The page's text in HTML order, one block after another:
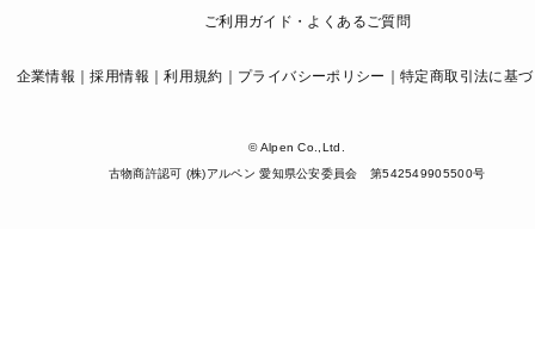
ご利用ガイド・よくあるご質問
企業情報 採用情報 利用規約 プライバシーポリシー 特定商取引法に基
© Alpen Co.,Ltd.
古物商許認可 (株)アルペン 愛知県公安委員会 第542549905500号